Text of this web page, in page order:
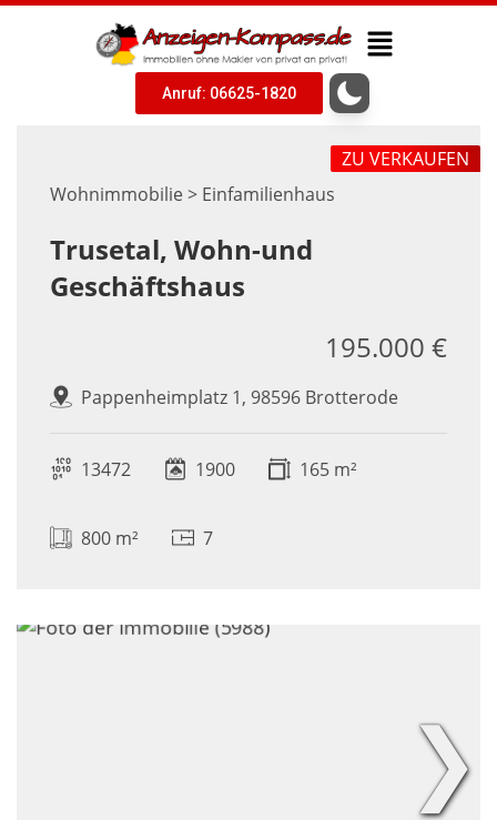
Anruf: 06625-1820
Wohnimmobilie > Einfamilienhaus
ZU VERKAUFEN
Trusetal, Wohn-und
Geschäftshaus
Pappenheimplatz 1, 98596 Brotterode
195.000 €
13472 1900 165 m²
800 m² 7
❯